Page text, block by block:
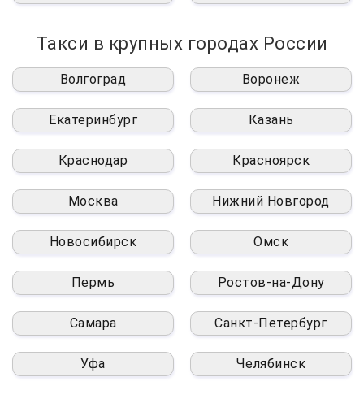
Такси в крупных городах России
Волгоград Воронеж
Екатеринбург Казань
Краснодар Красноярск
Москва Нижний Новгород
Новосибирск Омск
Пермь Ростов-на-Дону
Самара Санкт-Петербург
Уфа Челябинск